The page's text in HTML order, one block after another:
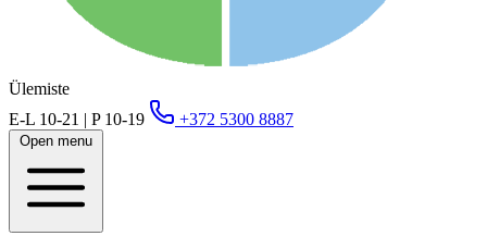
Ülemiste
E-L 10-21 | P 10-19
+372 5300 8887
Open menu